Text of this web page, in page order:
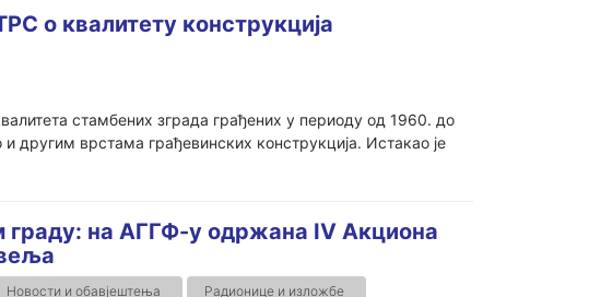
о квалитету конструкција
стамбених зграда грађених у периоду од 1960. до
врстама грађевинских конструкција. Истакао је
граду: на АГГФ-у одржана IV Акциона
Новости и обавјештења Радионице и изложбе